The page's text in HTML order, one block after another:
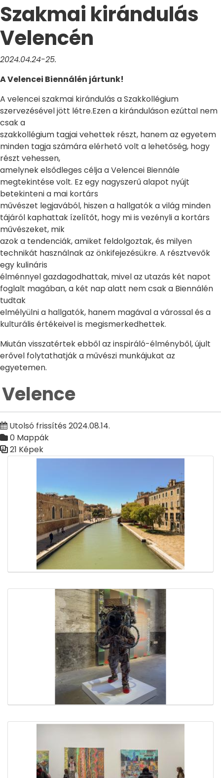
Szakmai kirándulás
Velencén
2024.04.24-25.
A Velencei Biennálén jártunk!
A velencei szakmai kirándulás a Szakkollégium
szervezésével jött létre.Ezen a kiránduláson ezúttal nem
csak a
szakkollégium tagjai vehettek részt, hanem az egyetem
minden tagja számára elérhető volt a lehetőség, hogy
részt vehessen,
amelynek elsődleges célja a Velencei Biennále
megtekintése volt. Ez egy nagyszerű alapot nyújt
betekinteni a mai kortárs
művészet legjavából, hiszen a hallgatók a világ minden
tájáról kaphattak ízelítőt, hogy mi is vezényli a kortárs
művészeket, mik
azok a tendenciák, amiket feldolgoztak, és milyen
technikát használnak az önkifejezésükre. A résztvevők
egy kulináris
élménnyel gazdagodhattak, mivel az utazás két napot
foglalt magában, a két nap alatt nem csak a Biennálén
tudtak
elmélyülni a hallgatók, hanem magával a várossal és a
kulturális értékeivel is megismerkedhettek.
Miután visszatértek ebből az inspiráló-élményből, újult
erővel folytathatják a művészi munkájukat az
egyetemen.
Velence
Utolsó frissítés 2024.08.14.
0 Mappák
21 Képek